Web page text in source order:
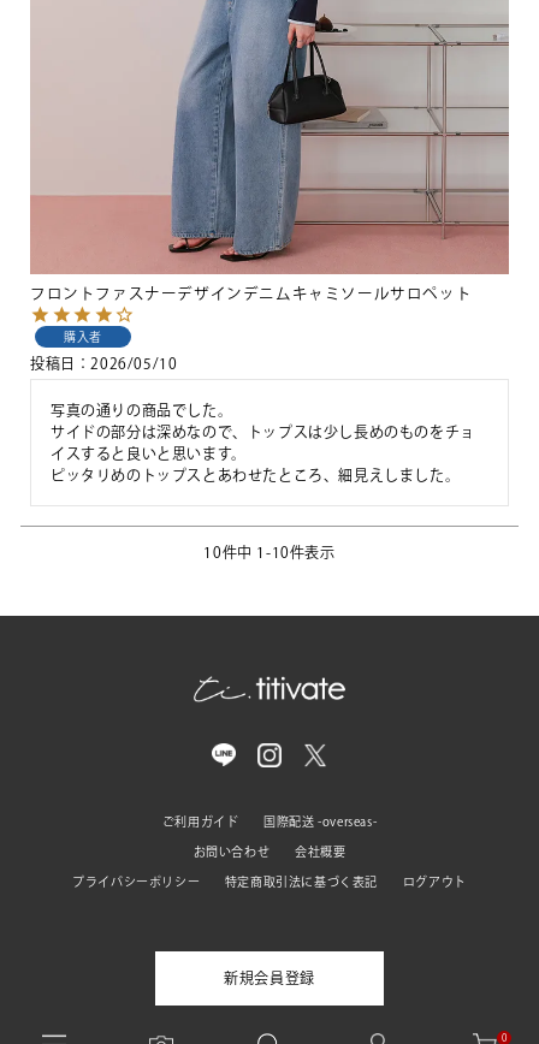
0
フロントファスナーデザインデニムキャミソールサロペット
購入者
投稿日 2026/05/10
写真の通りの商品でした。
サイドの部分は深めなので、トップスは少し長めのものをチョ
イスすると良いと思います。
ピッタリめのトップスとあわせたところ、細見えしました。
10件中 1 -10件表示
ご利用ガイド 国際配送 -overseas-
お問い合わせ 会社概要
プライバシーポリシー 特定商取引法に基づく表記 ログアウト
新規会員登録